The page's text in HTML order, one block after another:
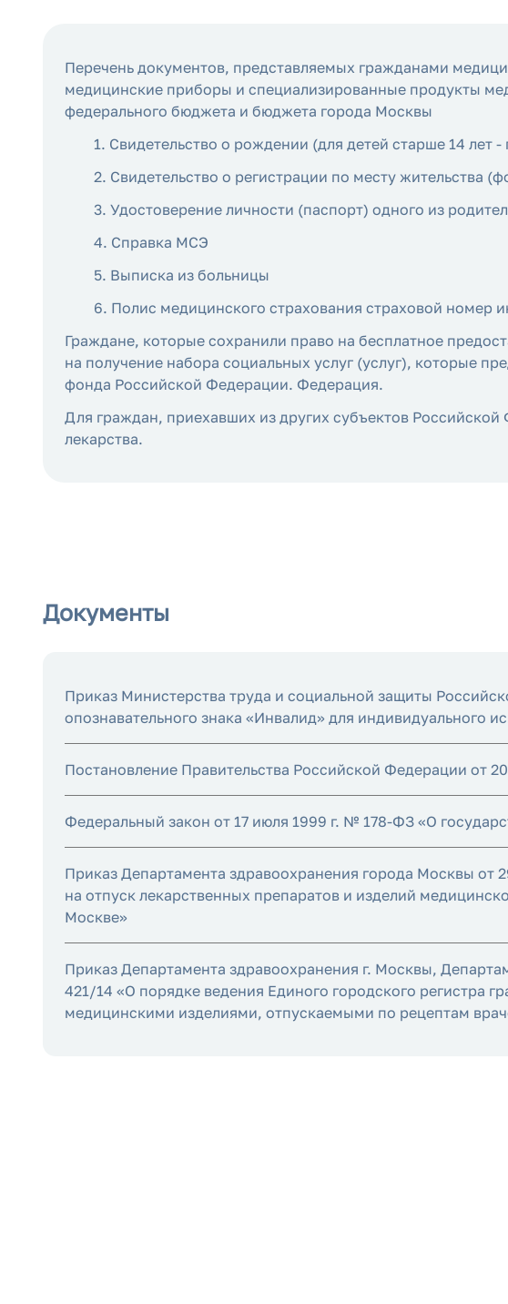
Перечень документов, представляемых гражданами
медицинские приборы и специализированные продукты
федерального бюджета и бюджета города Москвы
1. Свидетельство о рождении (для детей старше 14 лет -
2. Свидетельство о регистрации по месту жительства
3. Удостоверение личности (паспорт) одного из
4. Справка МСЭ
5. Выписка из больницы
6. Полис медицинского страхования страховой номер
Граждане, которые сохранили право на бесплатное
на получение набора социальных услуг (услуг), которые
фонда Российской Федерации. Федерация.
Для граждан, приехавших из других субъектов
лекарства.
Документы
Приказ Министерства труда и социальной защиты
опознавательного знака «Инвалид» для индивидуального
Постановление Правительства Российской Федерации от
Федеральный закон от 17 июля 1999 г. № 178-ФЗ «О
Приказ Департамента здравоохранения города Москвы
на отпуск лекарственных препаратов и изделий
Москве»
Приказ Департамента здравоохранения г. Москвы,
421/14 «О порядке ведения Единого городского регистра
медицинскими изделиями, отпускаемыми по рецептам